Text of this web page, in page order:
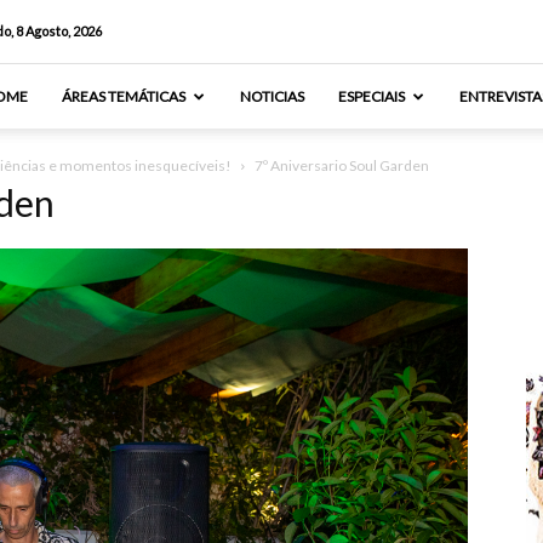
8 Agosto, 2026
ÁREAS TEMÁTICAS NOTICIAS ESPECIAIS
e momentos inesquecíveis! 7º Aniversario Soul Garden